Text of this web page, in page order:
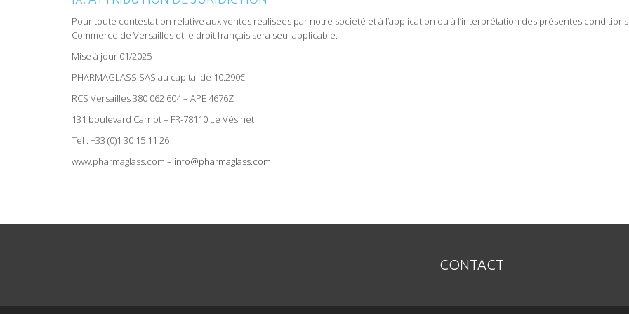
Pour toute contestation relative aux ventes réalisées par notre société et à l’application ou à l’interprétation des présentes
Commerce de Versailles et le droit français sera seul applicable.
Mise à jour 01/2025
PHARMAGLASS SAS au capital de 10.290€
RCS Versailles 380 062 604 – APE 4676Z
131 boulevard Carnot – FR-78110 Le Vésinet
Tel : +33 (0)1 30 15 11 26
www.pharmaglass.com – info@pharmaglass.com
CONTACT